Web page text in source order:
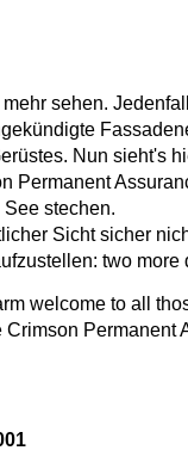
sehen.
Nun sieht's
Permanent
stechen.
Sicht sicher
two more
welcome to all
Crimson Permanent